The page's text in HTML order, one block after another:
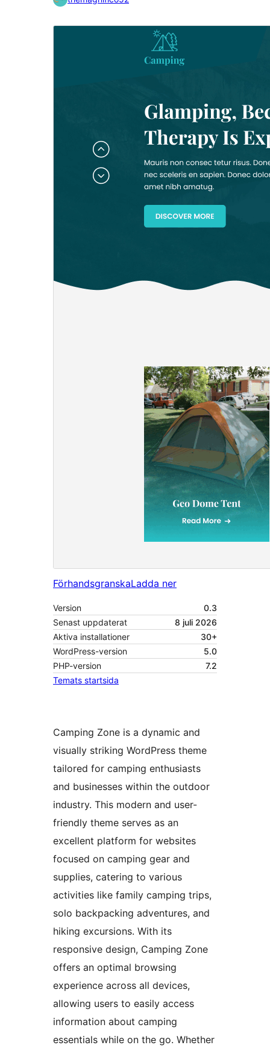
FörhandsgranskaLadda ner
Version
0.3
Senast uppdaterat
8 juli 2026
Aktiva installationer
30+
WordPress-version
5.0
PHP-version
7.2
Temats startsida
Camping Zone is a dynamic and
visually striking WordPress theme
tailored for camping enthusiasts
and businesses within the outdoor
industry. This modern and user-
friendly theme serves as an
excellent platform for websites
focused on camping gear and
supplies, catering to various
activities like family camping trips,
solo backpacking adventures, and
hiking excursions. With its
responsive design, Camping Zone
offers an optimal browsing
experience across all devices,
allowing users to easily access
information about camping
essentials while on the go. Whether